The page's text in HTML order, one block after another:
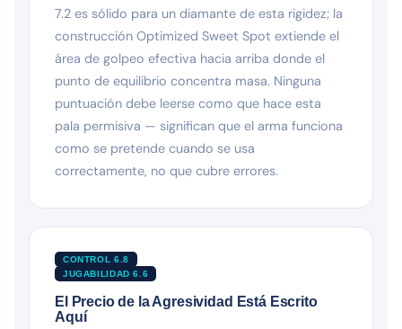
7.2 es sólido para un diamante de esta rigidez; la
construcción Optimized Sweet Spot extiende el
área de golpeo efectiva hacia arriba donde el
punto de equilibrio concentra masa. Ninguna
puntuación debe leerse como que hace esta
pala permisiva — significan que el arma funciona
como se pretende cuando se usa
correctamente, no que cubre errores.
CONTROL 6.8
JUGABILIDAD 6.6
El Precio de la Agresividad Está Escrito
Aquí